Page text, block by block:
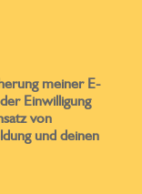
meiner E-
Einwilligung
von
und deinen